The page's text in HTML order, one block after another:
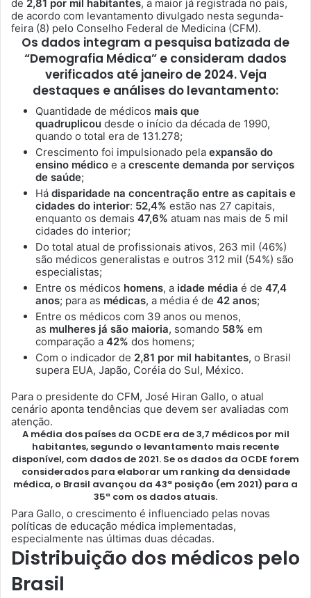
de 2,81 por mil habitantes, a maior já registrada no país,
de acordo com levantamento divulgado nesta segunda-
feira (8) pelo Conselho Federal de Medicina (CFM).
Os dados integram a pesquisa batizada de
“Demografia Médica” e consideram dados
verificados até janeiro de 2024. Veja
destaques e análises do levantamento:
Quantidade de médicos mais que
quadruplicou desde o início da década de 1990,
quando o total era de 131.278;
Crescimento foi impulsionado pela expansão do
ensino médico e a crescente demanda por serviços
de saúde;
Há disparidade na concentração entre as capitais e
cidades do interior: 52,4% estão nas 27 capitais,
enquanto os demais 47,6% atuam nas mais de 5 mil
cidades do interior;
Do total atual de profissionais ativos, 263 mil (46%)
são médicos generalistas e outros 312 mil (54%) são
especialistas;
Entre os médicos homens, a idade média é de 47,4
anos; para as médicas, a média é de 42 anos;
Entre os médicos com 39 anos ou menos,
as mulheres já são maioria, somando 58% em
comparação a 42% dos homens;
Com o indicador de 2,81 por mil habitantes, o Brasil
supera EUA, Japão, Coréia do Sul, México.
Para o presidente do CFM, José Hiran Gallo, o atual
cenário aponta tendências que devem ser avaliadas com
atenção.
A média dos países da OCDE era de3,7 médicos por mil
habitantes, segundo o levantamento mais recente
disponível, com dados de 2021. Se os dados da OCDE forem
considerados para elaborar um ranking da densidade
médica, o Brasil avançou da 43ª posição (em 2021) para a
35ª com os dados atuais.
Para Gallo, o crescimento é influenciado pelas novas
políticas de educação médica implementadas,
especialmente nas últimas duas décadas.
Distribuição dos médicos pelo
Brasil